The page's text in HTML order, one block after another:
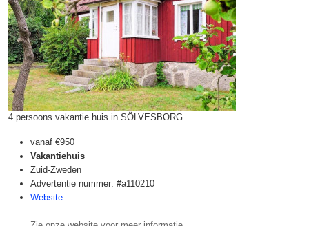
4 persoons vakantie huis in SÖLVESBORG
vanaf €950
Vakantiehuis
Zuid-Zweden
Advertentie nummer: #a110210
Website